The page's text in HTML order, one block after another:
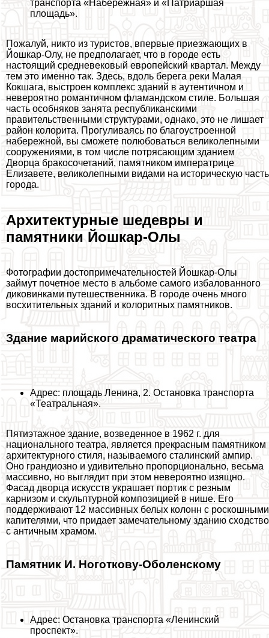
трaнcпорта «Набережная» и «Патриаршая
площадь».
Пожалуй, никто из туристов, впервые приезжающих в
Йошкар-Олу, не предполагает, что в городе есть
настоящий средневековый европейский квартал. Между
тем это именно так. Здесь, вдоль берега реки Малая
Кокшага, выстроен комплекс зданий в аутентичном и
невероятно романтичном фламaндском стиле. Большая
часть особняков занята республиканскими
правительственными структурами, однако, это не лишает
район колорита. Прогуливаясь по благоустроенной
набережной, вы сможете полюбоваться великолепными
сооружениями, в том числе потрясающим зданием
Дворца бpaкосочетаний, памятником императрице
Елизавете, великолепными видами на историческую часть
города.
Архитектурные шедевры и
памятники Йошкар-Олы
Фотографии достопримечательностей Йошкар-Олы
займут почетное место в альбоме самого избалованного
диковинками путешественника. В городе очень много
восхитительных зданий и колоритных памятников.
Здание марийского драматического театра
Адрес: площадь Ленина, 2. Остановка трaнcпорта
«Театральная».
Пятиэтажное здание, возведенное в 1962 г. для
национального театра, является прекрасным памятником
архитектурного стиля, называемого сталинский ампир.
Оно грандиозно и удивительно пропорционально, весьма
массивно, но выглядит при этом невероятно изящно.
Фасад дворца искусств украшает портик с резным
карнизом и скульптурной композицией в нише. Его
поддерживают 12 массивных белых колонн с роскошными
капителями, что придает замечательному зданию сходство
с античным храмом.
Памятник И. Ноготкову-Оболенскому
Адрес: Остановка трaнcпорта «Ленинский
проспект».